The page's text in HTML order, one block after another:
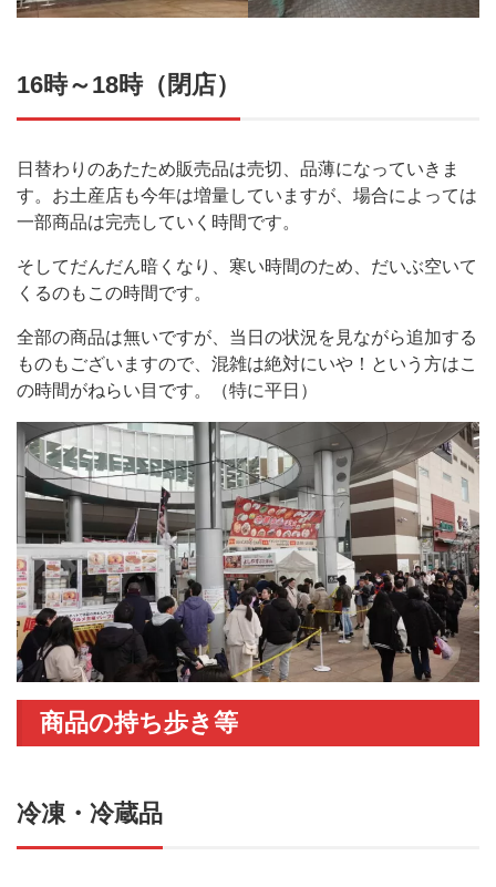
16時～18時（閉店）
日替わりのあたため販売品は売切、品薄になっていきま
す。お土産店も今年は増量していますが、場合によっては
一部商品は完売していく時間です。
そしてだんだん暗くなり、寒い時間のため、だいぶ空いて
くるのもこの時間です。
全部の商品は無いですが、当日の状況を見ながら追加する
ものもございますので、混雑は絶対にいや！という方はこ
の時間がねらい目です。（特に平日）
商品の持ち歩き等
冷凍・冷蔵品